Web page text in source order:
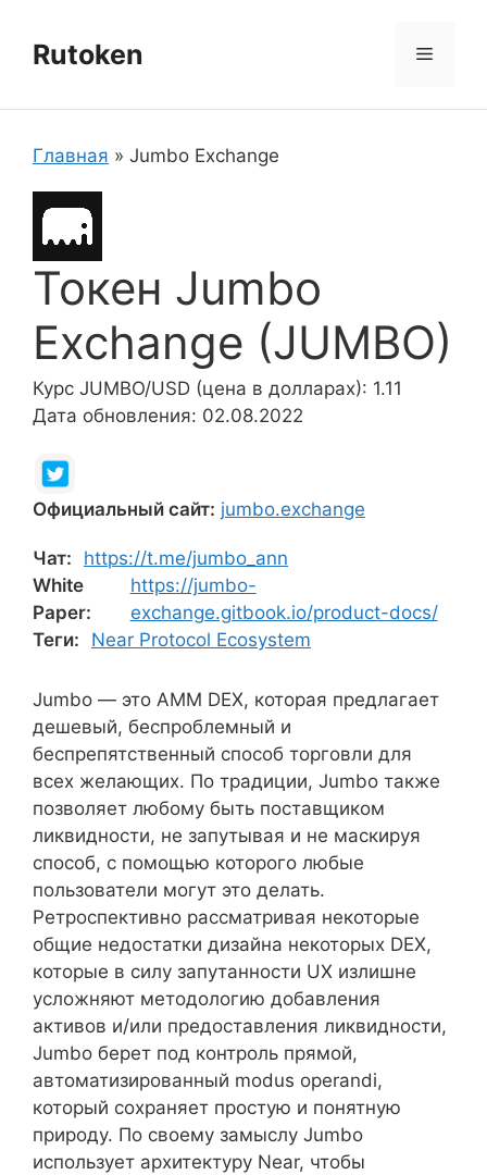
содержимому
Rutoken Меню
Главная » Jumbo Exchange
Токен Jumbo
Exchange (JUMBO)
Курс JUMBO/USD (цена в долларах): 1.11
Дата обновления: 02.08.2022
Официальный сайт: jumbo.exchange
Чат:
https://t.me/jumbo_ann
White
Paper:
https://jumbo-
exchange.gitbook.io/product-docs/
Теги:
Near Protocol Ecosystem
Jumbo — это AMM DEX, которая предлагает
дешевый, беспроблемный и
беспрепятственный способ торговли для
всех желающих. По традиции, Jumbo также
позволяет любому быть поставщиком
ликвидности, не запутывая и не маскируя
способ, с помощью которого любые
пользователи могут это делать.
Ретроспективно рассматривая некоторые
общие недостатки дизайна некоторых DEX,
которые в силу запутанности UX излишне
усложняют методологию добавления
активов и/или предоставления ликвидности,
Jumbo берет под контроль прямой,
автоматизированный modus operandi,
который сохраняет простую и понятную
природу. По своему замыслу Jumbo
использует архитектуру Near, чтобы